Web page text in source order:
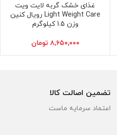
افزودن به سبد خرید
غذای خشک گربه لایت ویت
Light Weight Care رویال کنین
وزن 1.5 کیلوگرم
۸,۶۵۰,۰۰۰ تومان
تضمین اصالت کالا
اعتماد سرمایه ماست